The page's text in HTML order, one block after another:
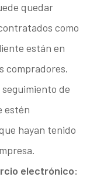
quedar
como
están en
compradores.
de
estén
hayan tenido
electrónico: